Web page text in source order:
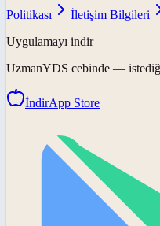
Politikası
İletişim Bilgileri
Uygulamayı indir
UzmanYDS cebinde —
İndirApp Store